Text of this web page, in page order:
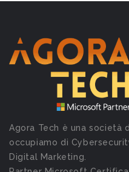
Agora Tech è una società
occupiamo di
Digital Marketing.